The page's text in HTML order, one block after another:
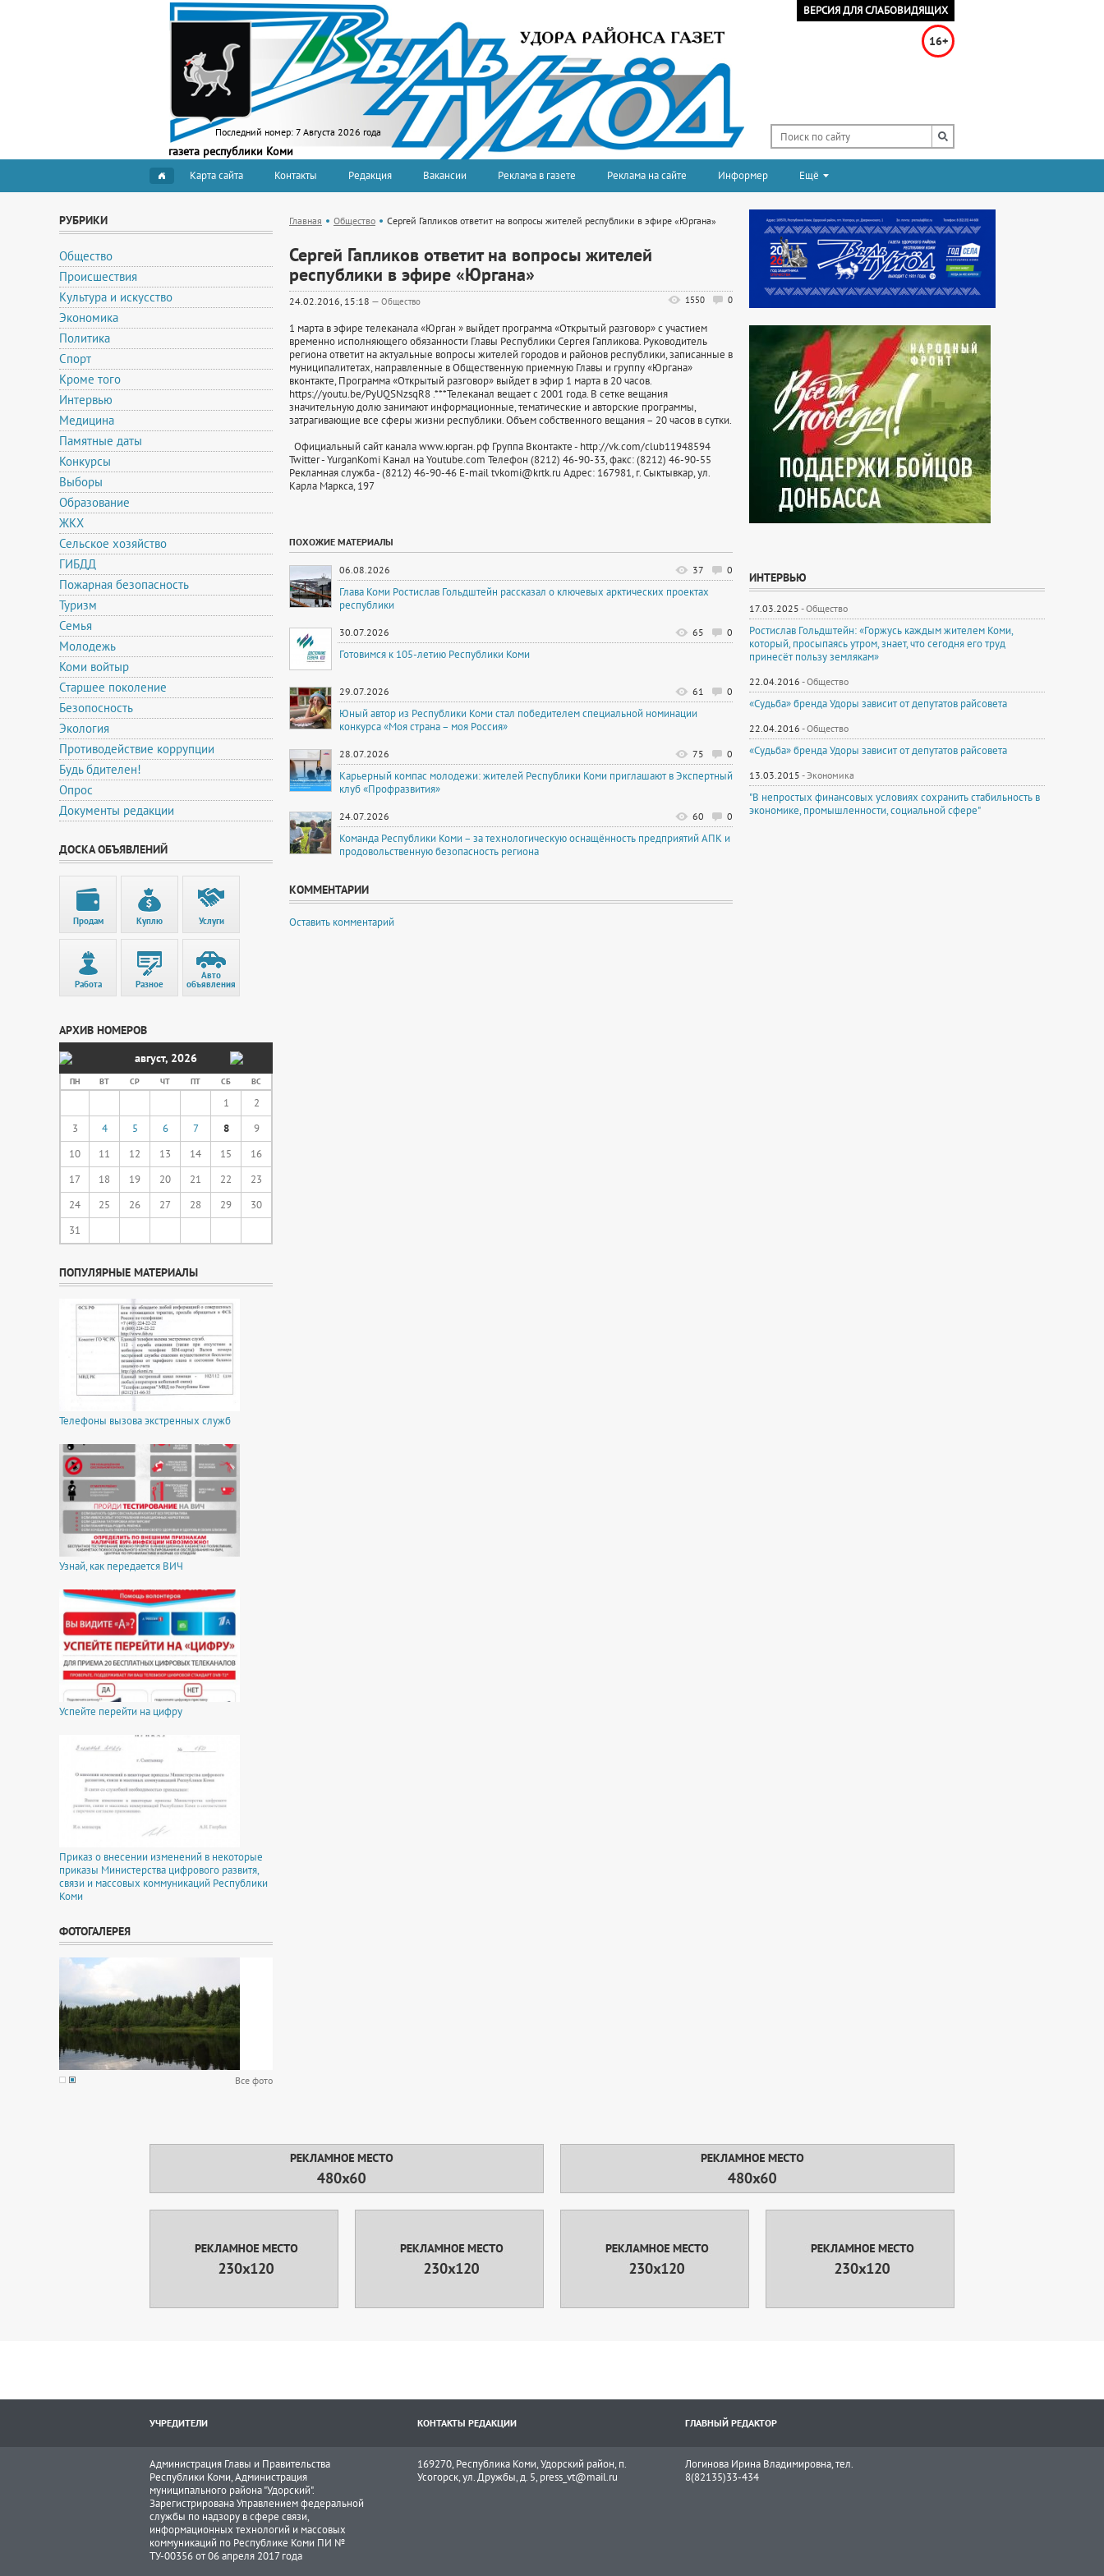
ВЕРСИЯ ДЛЯ СЛАБОВИДЯЩИХ
Последний номер: 7 Августа 2026 года
16+
газета республики Коми
Карта сайта Контакты Редакция Вакансии Реклама в газете Реклама на сайте Информер Ещё
РУБРИКИ
Общество
Происшествия
Культура и искусство
Экономика
Политика
Спорт
Кроме того
Интервью
Медицина
Памятные даты
Конкурсы
Выборы
Образование
ЖКХ
Сельское хозяйство
ГИБДД
Пожарная безопасность
Туризм
Семья
Молодежь
Коми войтыр
Старшее поколение
Безопосность
Экология
Противодействие коррупции
Будь бдителен!
Опрос
Документы редакции
ДОСКА ОБЪЯВЛЕНИЙ
Продам Куплю Услуги
Работа Разное
Авто
объявления
АРХИВ НОМЕРОВ
август, 2026
ПН ВТ СР ЧТ ПТ СБ ВС
1
2
3
4 5 6 7 8
9
10
11 12 13 14 15
16
17
18 19 20 21 22
23
24
25 26 27 28 29
30
31
ПОПУЛЯРНЫЕ МАТЕРИАЛЫ
Телефоны вызова экстренных служб
Узнай, как передается ВИЧ
Успейте перейти на цифру
Приказ о внесении изменений в некоторые
приказы Министерства цифрового развитя,
связи и массовых коммуникаций Республики
Коми
ФОТОГАЛЕРЕЯ
Все фото
Главная Общество Сергей Гапликов ответит на вопросы жителей республики в эфире «Юргана»
Сергей Гапликов ответит на вопросы жителей
республики в эфире «Юргана»
0
1550
24.02.2016, 15:18 — Общество
1 марта в эфире телеканала «Юрган » выйдет программа «Открытый разговор» с участием
временно исполняющего обязанности Главы Республики Сергея Гапликова. Руководитель
региона ответит на актуальные вопросы жителей городов и районов республики, записанные в
муниципалитетах, направленные в Общественную приемную Главы и группу «Юргана»
вконтакте, Программа «Открытый разговор» выйдет в эфир 1 марта в 20 часов.
https://youtu.be/PyUQSNzsqR8 .***Телеканал вещает с 2001 года. В сетке вещания
значительную долю занимают информационные, тематические и авторские программы,
затрагивающие все сферы жизни республики. Объем собственного вещания – 20 часов в сутки.
Официальный сайт канала www.юрган.рф Группа Вконтакте - http://vk.com/club11948594
Twitter - YurganKomi Канал на Youtube.com Телефон (8212) 46-90-33, факс: (8212) 46-90-55
Рекламная служба - (8212) 46-90-46 Е-mail tvkomi@krtk.ru Адрес: 167981, г. Сыктывкар, ул.
Карла Маркса, 197
ПОХОЖИЕ МАТЕРИАЛЫ
0
37
06.08.2026
Глава Коми Ростислав Гольдштейн рассказал о ключевых арктических проектах
республики
0
65
30.07.2026
Готовимся к 105-летию Республики Коми
0
61
29.07.2026
Юный автор из Республики Коми стал победителем специальной номинации
конкурса «Моя страна – моя Россия»
0
75
28.07.2026
Карьерный компас молодежи: жителей Республики Коми приглашают в Экспертный
клуб «Профразвития»
0
60
24.07.2026
Команда Республики Коми – за технологическую оснащённость предприятий АПК и
продовольственную безопасность региона
КОММЕНТАРИИ
Оставить комментарий
ИНТЕРВЬЮ
17.03.2025 -Общество
Ростислав Гольдштейн: «Горжусь каждым жителем Коми,
который, просыпаясь утром, знает, что сегодня его труд
принесёт пользу землякам»
22.04.2016 -Общество
«Судьба» бренда Удоры зависит от депутатов райсовета
22.04.2016 -Общество
«Судьба» бренда Удоры зависит от депутатов райсовета
13.03.2015 -Экономика
"В непростых финансовых условиях сохранить стабильность в
экономике, промышленности, социальной сфере"
УЧРЕДИТЕЛИ КОНТАКТЫ РЕДАКЦИИ ГЛАВНЫЙ РЕДАКТОР
Администрация Главы и Правительства
Республики Коми, Администрация
муниципального района "Удорский".
Зарегистрирована Управлением федеральной
службы по надзору в сфере связи,
информационных технологий и массовых
коммуникаций по Республике Коми ПИ №
ТУ-00356 от 06 апреля 2017 года
169270, Республика Коми, Удорский район, п.
Усогорск, ул. Дружбы, д. 5, press_vt@mail.ru
Логинова Ирина Владимировна, тел.
8(82135)33-434